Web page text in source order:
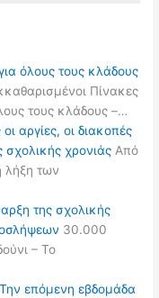
όλους τους κλάδους
Πίνακες
τους κλάδους –…
αργίες, οι διακοπές
σχολικής χρονιάς Από
λήξη των
της σχολικής
30.000
– Το
επόμενη εβδομάδα